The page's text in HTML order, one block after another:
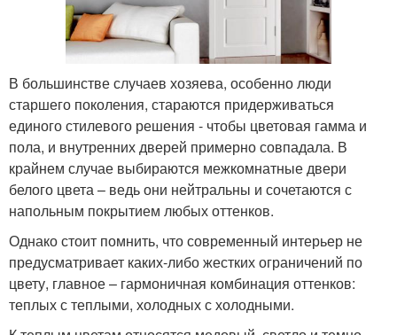
В большинстве случаев хозяева, особенно люди
старшего поколения, стараются придерживаться
единого стилевого решения - чтобы цветовая гамма и
пола, и внутренних дверей примерно совпадала. В
крайнем случае выбираются межкомнатные двери
белого цвета – ведь они нейтральны и сочетаются с
напольным покрытием любых оттенков.
Однако стоит помнить, что современный интерьер не
предусматривает каких-либо жестких ограничений по
цвету, главное – гармоничная комбинация оттенков:
теплых с теплыми, холодных с холодными.